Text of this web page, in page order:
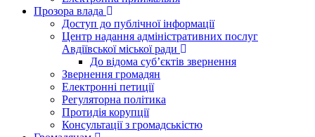
Прозора влада
Доступ до публічної інформації
Центр надання адміністративних послуг
Авдіївської міської ради
До відома суб’єктів звернення
Звернення громадян
Електронні петиції
Регуляторна політика
Протидія корупції
Консультації з громадськістю